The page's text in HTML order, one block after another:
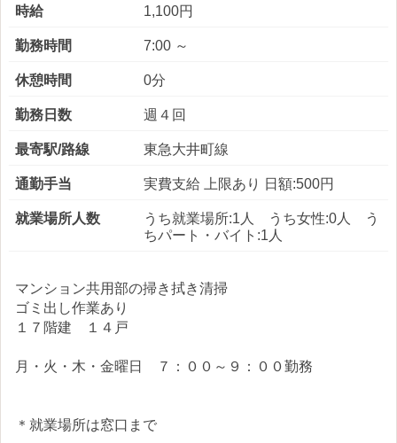
時給 1,100円
勤務時間 7:00 ～
休憩時間 0分
勤務日数 週４回
最寄駅/路線 東急大井町線
通勤手当 実費支給 上限あり 日額:500円
就業場所人数
うち就業場所:1人 うち女性:0人 う
ちパート・バイト:1人
マンション共用部の掃き拭き清掃
ゴミ出し作業あり
１７階建 １４戸
月・火・木・金曜日 ７：００～９：００勤務
＊就業場所は窓口まで